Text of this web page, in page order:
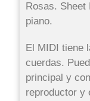
Rosas.
piano.
El MIDI tiene
cuerdas.
principal y
reproductor y